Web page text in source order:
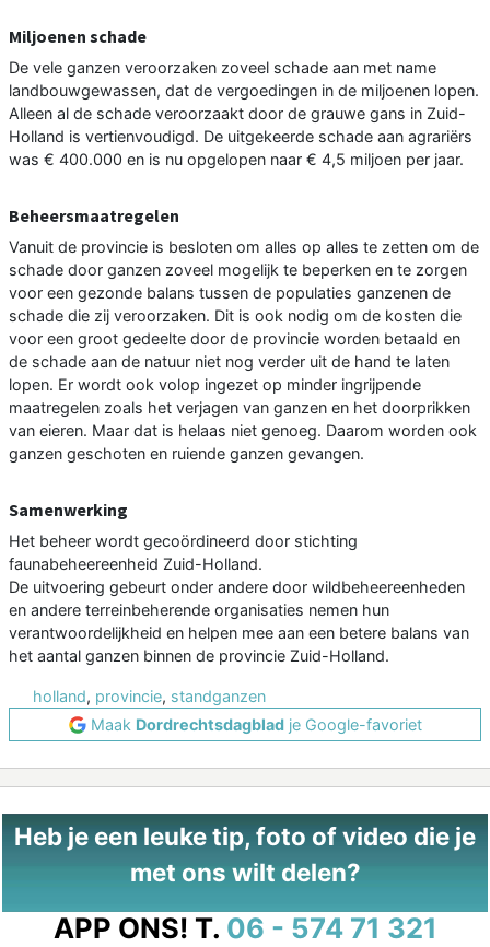
Miljoenen schade
De vele ganzen veroorzaken zoveel schade aan met name
landbouwgewassen, dat de vergoedingen in de miljoenen lopen.
Alleen al de schade veroorzaakt door de grauwe gans in Zuid-
Holland is vertienvoudigd. De uitgekeerde schade aan agrariërs
was € 400.000 en is nu opgelopen naar € 4,5 miljoen per jaar.
Beheersmaatregelen
Vanuit de provincie is besloten om alles op alles te zetten om de
schade door ganzen zoveel mogelijk te beperken en te zorgen
voor een gezonde balans tussen de populaties ganzenen de
schade die zij veroorzaken. Dit is ook nodig om de kosten die
voor een groot gedeelte door de provincie worden betaald en
de schade aan de natuur niet nog verder uit de hand te laten
lopen. Er wordt ook volop ingezet op minder ingrijpende
maatregelen zoals het verjagen van ganzen en het doorprikken
van eieren. Maar dat is helaas niet genoeg. Daarom worden ook
ganzen geschoten en ruiende ganzen gevangen.
Samenwerking
Het beheer wordt gecoördineerd door stichting
faunabeheereenheid Zuid-Holland.
De uitvoering gebeurt onder andere door wildbeheereenheden
en andere terreinbeherende organisaties nemen hun
verantwoordelijkheid en helpen mee aan een betere balans van
het aantal ganzen binnen de provincie Zuid-Holland.
holland, provincie, standganzen
Maak Dordrechtsdagbladje Google-favoriet
Heb je een leuke tip, foto of video die je
met ons wilt delen?
APP ONS! T. 06 - 574 71 321